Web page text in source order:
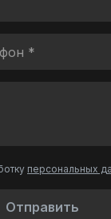
персональных
Отправить